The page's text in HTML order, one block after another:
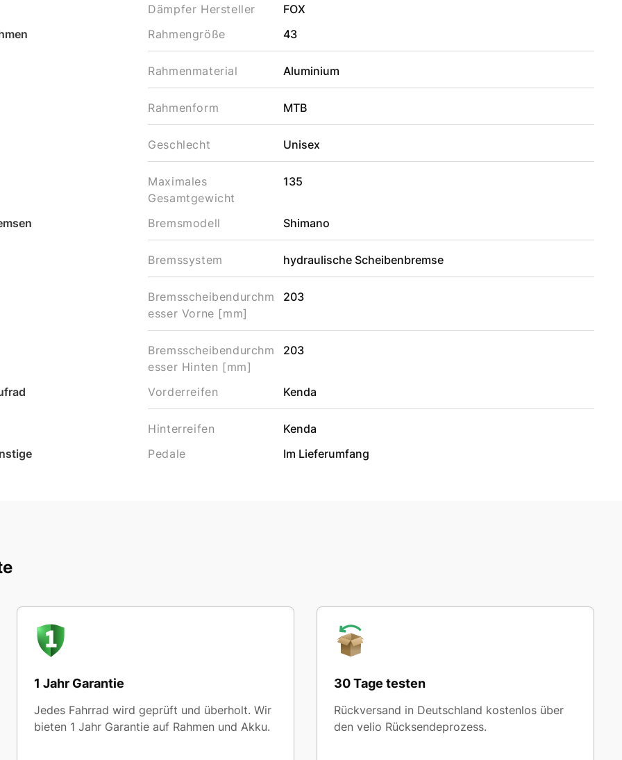
Dämpfer Hersteller
FOX
Rahmengröße 43
Rahmenmaterial Aluminium
Rahmenform MTB
Geschlecht Unisex
Maximales
Gesamtgewicht
135
Bremsmodell Shimano
Bremssystem hydraulische Scheibenbremse
Bremsscheibendurchm
esser Vorne [mm]
203
Bremsscheibendurchm
esser Hinten [mm]
203
Vorderreifen Kenda
Hinterreifen
Kenda
Pedale Im Lieferumfang
1 Jahr Garantie
Jedes Fahrrad wird geprüft und überholt. Wir
bieten 1 Jahr Garantie auf Rahmen und Akku.
30 Tage testen
Rückversand in Deutschland kostenlos über
den velio Rücksendeprozess.